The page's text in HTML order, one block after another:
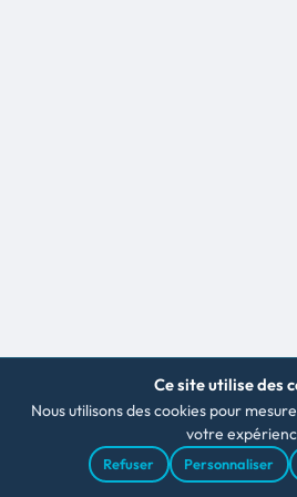
Ce site utilise des
Nous utilisons des cookies pour
votre
Refuser Personnaliser